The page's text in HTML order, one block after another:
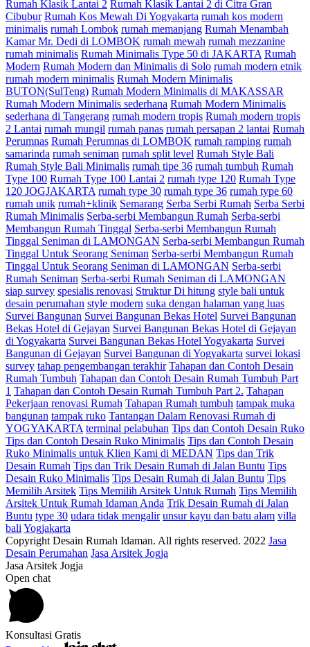
Rumah Klasik Lantai 2 Rumah Klasik Lantai 2 di Citra Gran
Cibubur Rumah Kos Mewah Di Yogyakarta rumah kos modern
minimalis rumah Lombok rumah memanjang Rumah Menambah
Kamar Mr. Dedi di LOMBOK rumah mewah rumah mezzanine
rumah minimalis Rumah Minimalis Type 50 di JAKARTA Rumah
Modern Rumah Modern dan Minimalis di Solo rumah modern etnik
rumah modern minimalis Rumah Modern Minimalis
BUTON(SulTeng) Rumah Modern Minimalis di MAKASSAR
Rumah Modern Minimalis sederhana Rumah Modern Minimalis
sederhana di Tangerang rumah modern tropis Rumah modern tropis
2 Lantai rumah mungil rumah panas rumah persapan 2 lantai Rumah
Perumnas Rumah Perumnas di LOMBOK rumah ramping rumah
samarinda rumah seniman rumah split level Rumah Style Bali
Rumah Style Bali Minimalis rumah tipe 36 rumah tumbuh Rumah
Type 100 Rumah Type 100 Lantai 2 rumah type 120 Rumah Type
120 JOGJAKARTA rumah type 30 rumah type 36 rumah type 60
rumah unik rumah+klinik Semarang Serba Serbi Rumah Serba Serbi
Rumah Minimalis Serba-serbi Membangun Rumah Serba-serbi
Membangun Rumah Tinggal Serba-serbi Membangun Rumah
Tinggal Seniman di LAMONGAN Serba-serbi Membangun Rumah
Tinggal Untuk Seorang Seniman Serba-serbi Membangun Rumah
Tinggal Untuk Seorang Seniman di LAMONGAN Serba-serbi
Rumah Seniman Serba-serbi Rumah Seniman di LAMONGAN
siap survey spesialis renovasi Struktur Di hitung style bali untuk
desain perumahan style modern suka dengan halaman yang luas
Survei Bangunan Survei Bangunan Bekas Hotel Survei Bangunan
Bekas Hotel di Gejayan Survei Bangunan Bekas Hotel di Gejayan
di Yogyakarta Survei Bangunan Bekas Hotel Yogyakarta Survei
Bangunan di Gejayan Survei Bangunan di Yogyakarta survei lokasi
survey tahap pengembangan terakhir Tahapan dan Contoh Desain
Rumah Tumbuh Tahapan dan Contoh Desain Rumah Tumbuh Part
1 Tahapan dan Contoh Desain Rumah Tumbuh Part 2. Tahapan
Pekerjaan renovasi Rumah Tahapan Rumah tumbuh tampak muka
bangunan tampak ruko Tantangan Dalam Renovasi Rumah di
YOGYAKARTA terminal pelabuhan Tips dan Contoh Desain Ruko
Tips dan Contoh Desain Ruko Minimalis Tips dan Contoh Desain
Ruko Minimalis untuk Klien Kami di MEDAN Tips dan Trik
Desain Rumah Tips dan Trik Desain Rumah di Jalan Buntu Tips
Desain Ruko Minimalis Tips Desain Rumah di Jalan Buntu Tips
Memilih Arsitek Tips Memilih Arsitek Untuk Rumah Tips Memilih
Arsitek Untuk Rumah Idaman Anda Trik Desain Rumah di Jalan
Buntu type 30 udara tidak mengalir unsur kayu dan batu alam villa
bali Yogjakarta
Copyright Desain Rumah Idaman. All rights reserved. 2022 Jasa
Desain Perumahan Jasa Arsitek Jogja
Jasa Arsitek Jogja
Open chat
Konsultasi Gratis